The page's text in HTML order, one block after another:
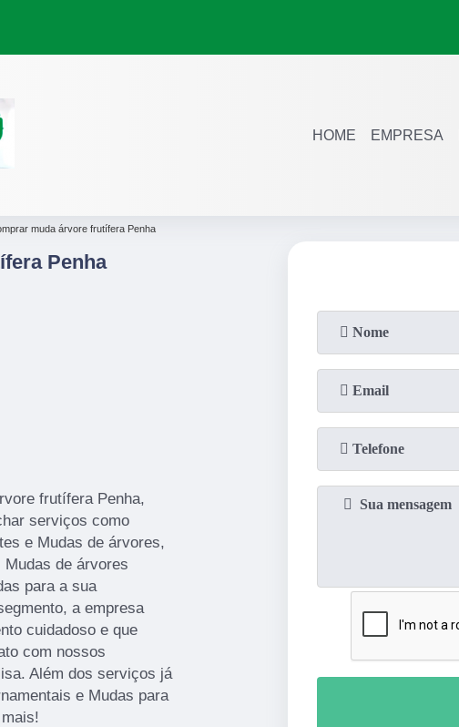
HOME EMPRESA
muda árvore frutífera Penha
Penha
frutífera Penha,
serviços como
e Mudas de árvores,
de árvores
para a sua
a empresa
cuidadoso e que
com nossos
Além dos serviços já
e Mudas para